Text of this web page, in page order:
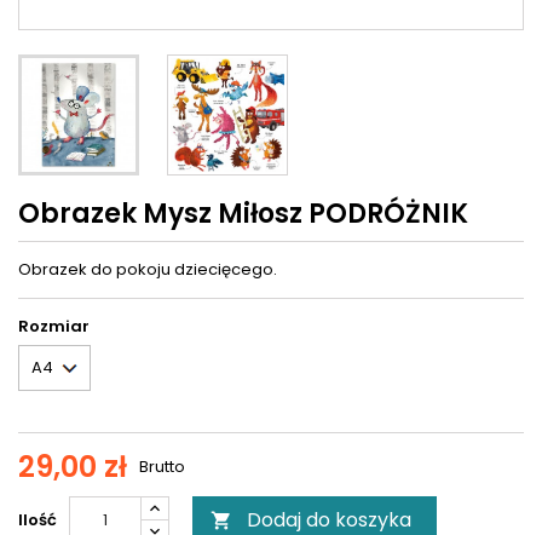
Obrazek Mysz Miłosz PODRÓŻNIK
Obrazek do pokoju dziecięcego.
Rozmiar
29,00 zł Brutto
Ilość  Dodaj do koszyka